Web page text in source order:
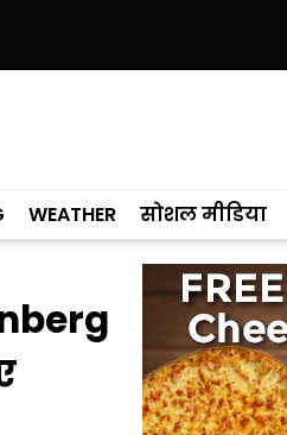
WEATHER सोशल मीडिया